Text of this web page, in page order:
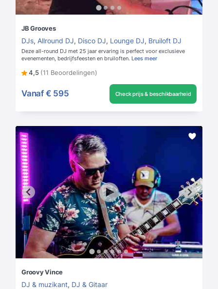
JB Grooves
DJs, Allround DJ, Disco DJ, Lounge DJ, Bruiloft DJ
Deze all-round DJ met 25 jaar ervaring is perfect voor exclusieve
evenementen, bedrijfsfeesten en bruiloften. Lees meer
4,5 (11 Beoordelingen)
Vanaf € 595 Check prijs & beschikbaarheid
Groovy Vince
DJ & muzikant, DJ & Gitaar